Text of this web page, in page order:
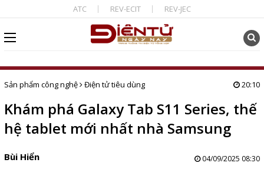
ATC REV-ECIT REV-JEC
Sản phẩm công nghệ Điện tử tiêu dùng 20:10
Khám phá Galaxy Tab S11 Series, thế
hệ tablet mới nhất nhà Samsung
Bùi Hiển 04/09/2025 08:30